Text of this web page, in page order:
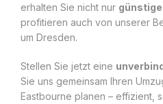
erhalten Sie nicht nur
profitieren auch von unserer
um Dresden.
Stellen Sie jetzt eine
Sie uns gemeinsam Ihren
Eastbourne planen – effizient,